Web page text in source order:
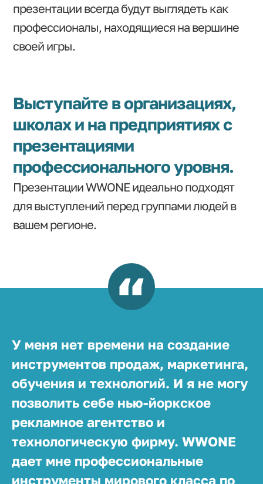
презентации всегда будут выглядеть как
профессионалы, находящиеся на вершине
своей игры.
Выступайте в организациях,
школах и на предприятиях с
презентациями
профессионального уровня.
Презентации WWONE идеально подходят
для выступлений перед группами людей в
вашем регионе.
У меня нет времени на создание
инструментов продаж, маркетинга,
обучения и технологий. И я не могу
позволить себе нью-йоркское
рекламное агентство и
технологическую фирму. WWONE
дает мне профессиональные
инструменты мирового класса по